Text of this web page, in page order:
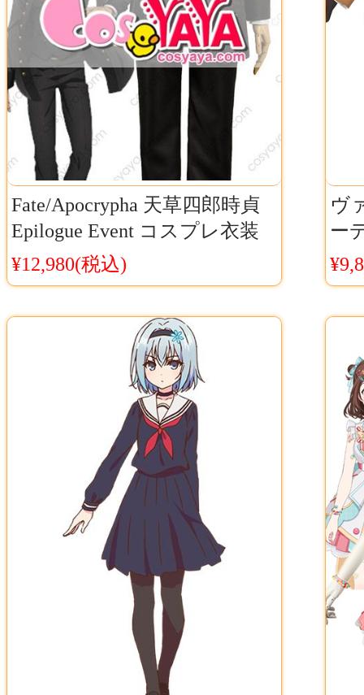
Fate/Apocrypha 天草四郎時貞
Epilogue Event コスプレ衣装
フェイト/アポクリファ FGO
天草 コス
¥12,980(税込)
ヴ
ー
ク
ス
無